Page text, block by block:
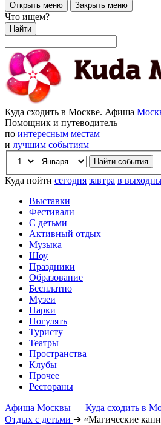
Открыть меню Закрыть меню
Что ищем?
Найти
Куда сходить в Москве. Афиша
Помощник и путеводитель
по интересным местам
и лучшим событиям
Куда пойти сегодня завтра в
Выставки
Фестивали
С детьми
Активный отдых
Музыка
Шоу
Праздники
Образование
Бесплатно
Музеи
Парки
Погулять
Туристу
Театры
Пространства
Клубы
Прочее
Рестораны
Афиша Москвы — Куда сходить в
Отдых с детьми ➔ «Магические